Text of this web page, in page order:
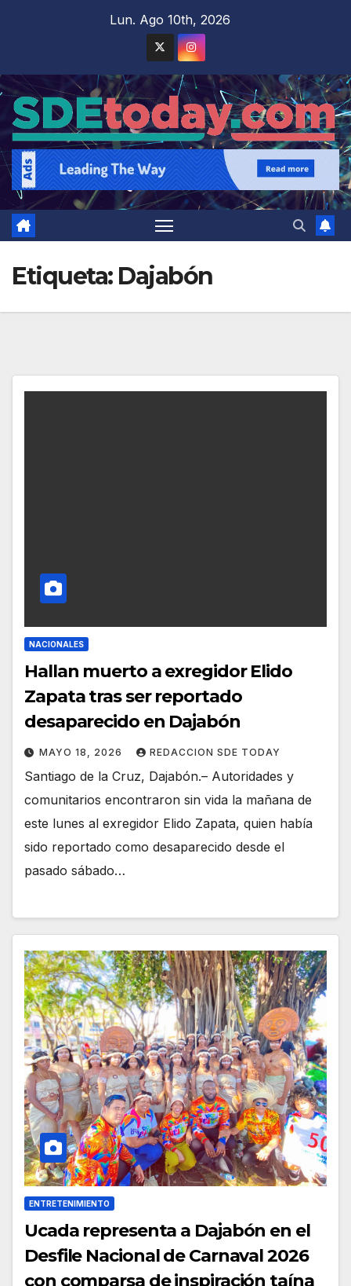
Lun. Ago 10th, 2026
Etiqueta: Dajabón
NACIONALES
Hallan muerto a exregidor Elido
Zapata tras ser reportado
desaparecido en Dajabón
MAYO 18, 2026 REDACCION SDE TODAY
Santiago de la Cruz, Dajabón.– Autoridades y
comunitarios encontraron sin vida la mañana de
este lunes al exregidor Elido Zapata, quien había
sido reportado como desaparecido desde el
pasado sábado…
ENTRETENIMIENTO
Ucada representa a Dajabón en el
Desfile Nacional de Carnaval 2026
con comparsa de inspiración taína